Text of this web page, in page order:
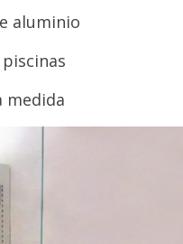
aluminio
medida